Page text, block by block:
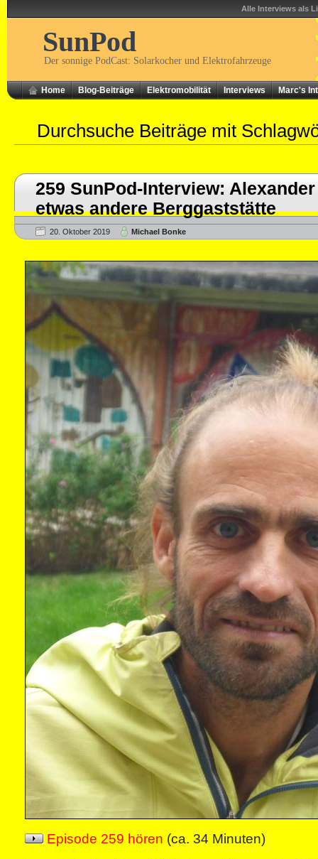
Alle Interviews als
SunPod
Der sonnige PodCast: Solarkocher und Elektrofahrzeuge
Home Blog-Beiträge Elektromobilität Interviews Marc's
Durchsuche Beiträge mit
259 SunPod-Interview:
etwas andere Berggaststätte
20. Oktober 2019 Michael Bonke
Episode 259 hören (ca. 34 Minuten)